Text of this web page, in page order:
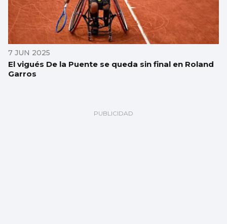
7 JUN 2025
El vigués De la Puente se queda sin final en Roland
Garros